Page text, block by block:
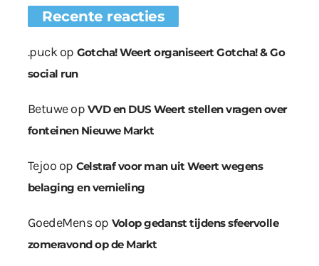
Recente reacties
.puckop Gotcha! Weert organiseert Gotcha! & Go
social run
Betuweop VVD en DUS Weert stellen vragen over
fonteinen Nieuwe Markt
Tejoo op Celstraf voor man uit Weert wegens
belaging en vernieling
GoedeMensop Volop gedanst tijdens sfeervolle
zomeravond op de Markt